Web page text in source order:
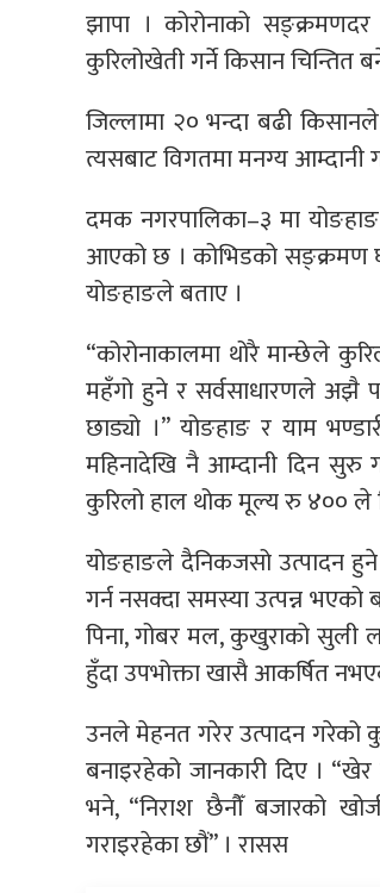
झापा । कोरोनाको
कुरिलोखेती गर्ने किसान चिन्तित
जिल्लामा २० भन्दा बढी
त्यसबाट विगतमा मनग्य आम्दानी
दमक नगरपालिका–३ मा
आएको छ । कोभिडको सङ्क्रमण
योङहाङले बताए ।
“कोरोनाकालमा थोरै मान्छेले
महँगो हुने र सर्वसाधारणले अझै
छाड्यो ।” योङहाङ र याम
महिनादेखि नै आम्दानी दिन सुरु
कुरिलो हाल थोक मूल्य रु ४०० ले
योङहाङले दैनिकजसो उत्पादन हुने
गर्न नसक्दा समस्या उत्पन्न
पिना, गोबर मल, कुखुराको सुली
हुँदा उपभोक्ता खासै आकर्षित
उनले मेहनत गरेर उत्पादन गरेको
बनाइरहेको जानकारी दिए ।
भने, “निराश छैनौँं बजारको
गराइरहेका छौं” । रासस